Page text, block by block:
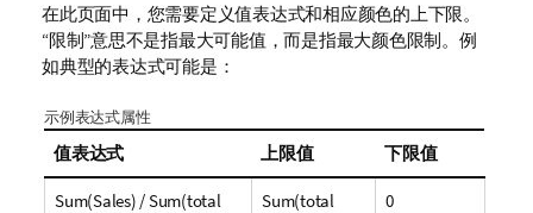
在此页面中，您需要定义值表达式和相应颜色的上下限。
“限制”意思不是指最大可能值，而是指最大颜色限制。例
如典型的表达式可能是：
示例表达式属性
值表达式 上限值 下限值
Sum(Sales) / Sum(total
Sum(total
0